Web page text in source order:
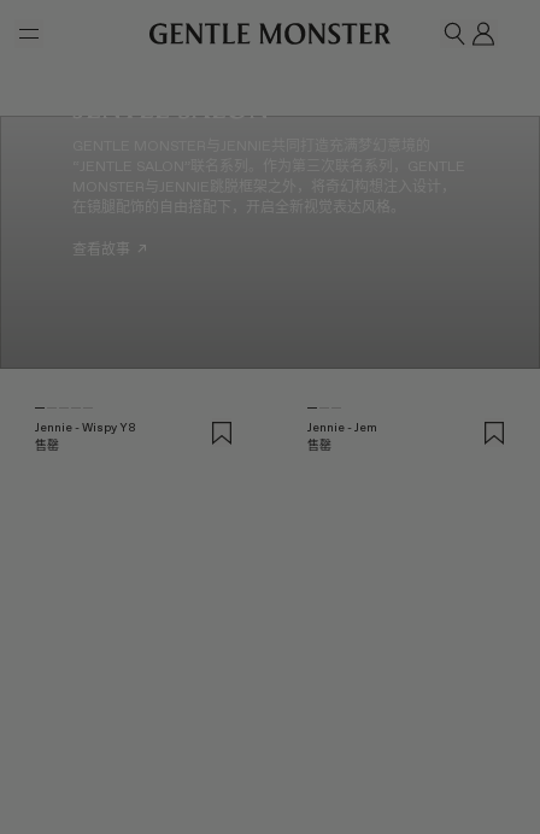
搜索
我的
Jentle Salon
在镜腿配饰的自由搭配下，开启全新视觉表达风格。
查看故事 ↗
Jennie - Wispy Y8
售罄
Jennie - Jem
售罄